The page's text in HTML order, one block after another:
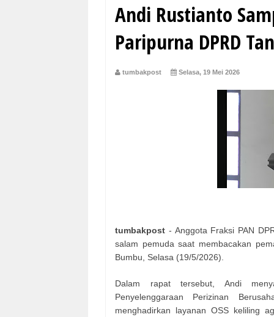
Andi Rustianto
Paripurna DPRD
tumbakpost Selasa, 19 Mei 2026
tumbakpost - Anggota Fraksi PAN
salam pemuda saat membacakan
Bumbu, Selasa (19/5/2026).
Dalam rapat tersebut, Andi
Penyelenggaraan Perizinan
menghadirkan layanan OSS keliling